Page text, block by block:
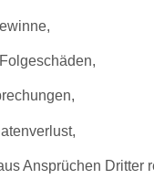
Ansprüchen Dritter